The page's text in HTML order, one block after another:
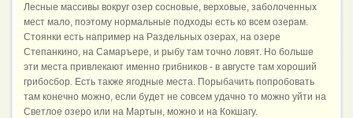
Лесные массивы вокруг озер сосновые, верховые, заболоченных
мест мало, поэтому нормальные подходы есть ко всем озерам.
Стоянки есть например на Раздельных озерах, на озере
Степанкино, на Самаръере, и рыбу там точно ловят. Но больше
эти места привлекают именно грибников - в августе там хороший
грибосбор. Есть также ягодные места. Порыбачить попробовать
там конечно можно, если будет не совсем удачно то можно уйти на
Светлое озеро или на Мартын, можно и на Кокшагу.